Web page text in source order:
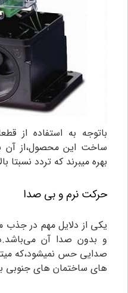
باتوجه به استفاده از
بهره میبرند که تردد
حرکت نرم و بی صدا
یکی از دلایل مهم در جذب
و بدون صدا آن
صدایی حس نمیشود،که
های ساختمان های جنوبی